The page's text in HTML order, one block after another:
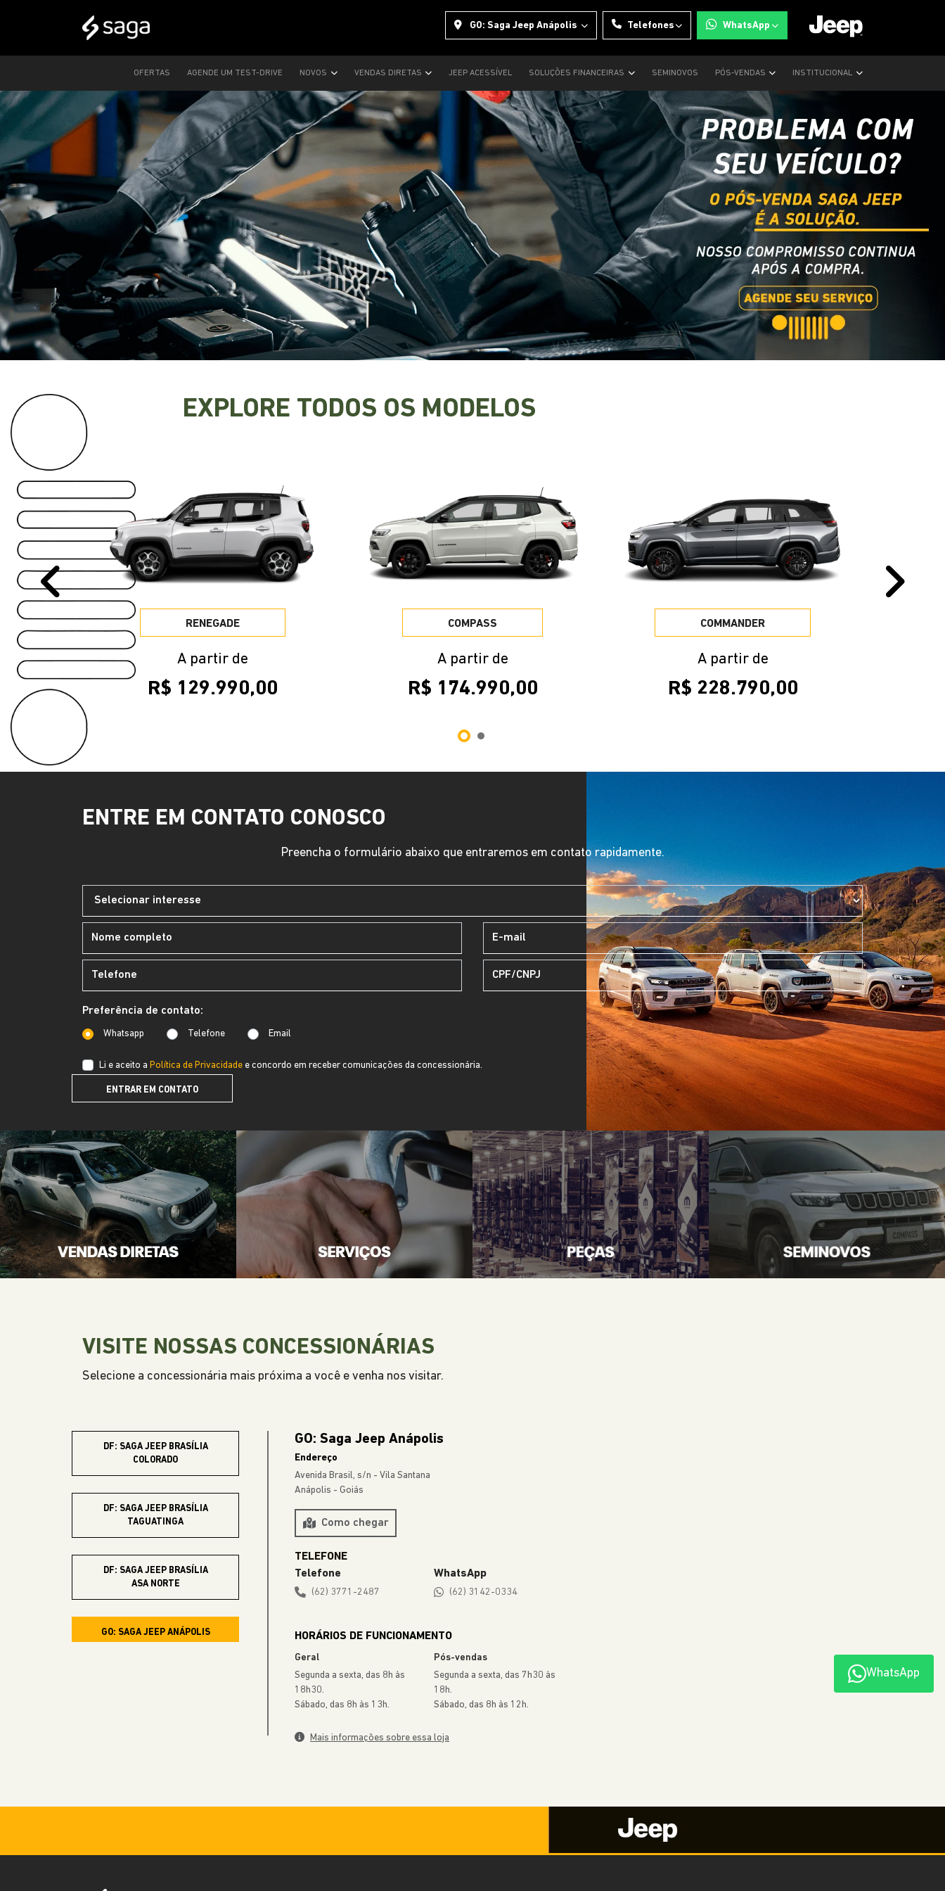
GO: Saga Jeep Anápolis Telefones WhatsApp
OFERTAS AGENDE UM TEST-DRIVE NOVOS VENDAS DIRETAS JEEP ACESSÍVEL SOLUÇÕES FINANCEIRAS SEMINOVOS PÓS-VENDAS INSTITUCIONAL
EXPLORE TODOS OS MODELOS
RENEGADE
A partir de
R$ 129.990,00
COMPASS
A partir de
R$ 174.990,00
COMMANDER
A partir de
R$ 228.790,00
Anterior
ENTRE EM CONTATO CONOSCO
Preencha o formulário abaixo que entraremos em contato rapidamente.
Preferência de contato:
Whatsapp Telefone Email
Li e aceito a Política de Privacidade e concordo em receber comunicações da concessionária.
ENTRAR EM CONTATO
VISITE NOSSAS CONCESSIONÁRIAS
Selecione a concessionária mais próxima a você e venha nos visitar.
DF: SAGA JEEP BRASÍLIA
COLORADO
DF: SAGA JEEP BRASÍLIA
TAGUATINGA
DF: SAGA JEEP BRASÍLIA
ASA NORTE
GO: SAGA JEEP ANÁPOLIS
GO: SAGA JEEP GOIÂNIA
GO: Saga Jeep Anápolis
Endereço
Avenida Brasil, s/n - Vila Santana
Anápolis - Goiás
Como chegar
Telefone
(62) 3771-2487
WhatsApp
(62) 3142-0334
HORÁRIOS DE FUNCIONAMENTO
Geral
Segunda a sexta, das 8h às
18h30.
Sábado, das 8h às 13h.
Pós-vendas
Segunda a sexta, das 7h30 às
18h.
Sábado, das 8h às 12h.
Mais informações sobre essa loja
WhatsApp